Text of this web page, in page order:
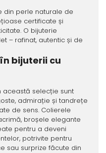
din perle naturale de
certificate și
O bijuterie
– rafinat, autentic și de
bijuterii cu
această selecție sunt
admirație și tandrețe
de sens. Colierele
broșele elegante
pentru a deveni
potrivite pentru
sau surprize făcute din